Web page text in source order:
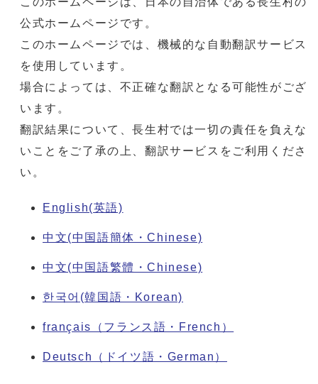
公式ホームページです。
このホームページでは、機械的な自動翻訳サービス
を使用しています。
場合によっては、不正確な翻訳となる可能性がござ
います。
翻訳結果について、長生村では一切の責任を負えな
いことをご了承の上、翻訳サービスをご利用くださ
い。
English(英語)
中文(中国語簡体・Chinese)
中文(中国語繁體・Chinese)
한국어(韓国語・Korean)
français（フランス語・French）
Deutsch（ドイツ語・German）